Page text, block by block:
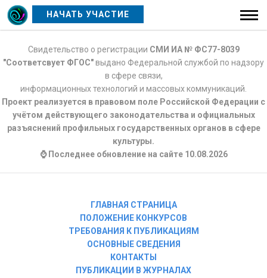
НАЧАТЬ УЧАСТИЕ
Свидетельство о регистрации СМИ ИА № ФС77-8039
"Соответсвует ФГОС"выдано Федеральной службой по надзору
в сфере связи,
информационных технологий и массовых коммуникаций.
Проект реализуется в правовом поле Российской Федерации с
учётом действующего законодательства и официальных
разъяснений профильных государственных органов в сфере
культуры.
⌚ Последнее обновление на сайте 10.08.2026
ГЛАВНАЯ СТРАНИЦА
ПОЛОЖЕНИЕ КОНКУРСОВ
ТРЕБОВАНИЯ К ПУБЛИКАЦИЯМ
ОСНОВНЫЕ СВЕДЕНИЯ
КОНТАКТЫ
ПУБЛИКАЦИИ В ЖУРНАЛАХ